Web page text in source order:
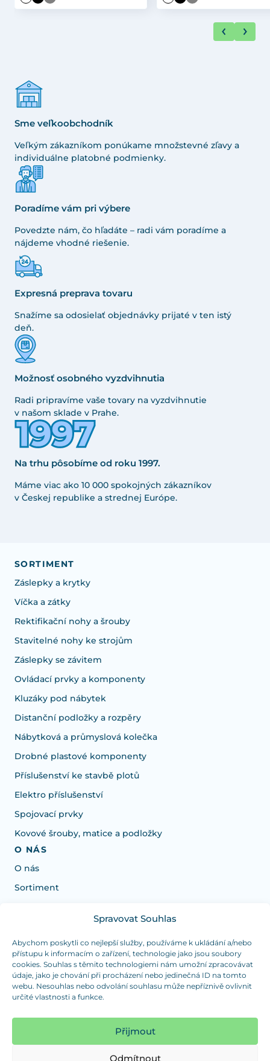
Spravovat Souhlas
Abychom poskytli co nejlepší služby, používáme k ukládání a/nebo
přístupu k informacím o zařízení, technologie jako jsou soubory
cookies. Souhlas s těmito technologiemi nám umožní zpracovávat
údaje, jako je chování při procházení nebo jedinečná ID na tomto
webu. Nesouhlas nebo odvolání souhlasu může nepříznivě ovlivnit
určité vlastnosti a funkce.
Přijmout
Odmítnout
Sme veľkoobchodník
Veľkým zákazníkom ponúkame množstevné zľavy a
individuálne platobné podmienky.
Poradíme vám pri výbere
Povedzte nám, čo hľadáte – radi vám poradíme a
nájdeme vhodné riešenie.
Expresná preprava tovaru
Snažíme sa odosielať objednávky prijaté v ten istý
deň.
Možnosť osobného vyzdvihnutia
Radi pripravíme vaše tovary na vyzdvihnutie
v našom sklade v Prahe.
Na trhu pôsobíme od roku 1997.
Máme viac ako 10 000 spokojných zákazníkov
v Českej republike a strednej Európe.
SORTIMENT
Záslepky a krytky
Víčka a zátky
Rektifikační nohy a šrouby
Stavitelné nohy ke strojům
Záslepky se závitem
Ovládací prvky a komponenty
Kluzáky pod nábytek
Distanční podložky a rozpěry
Nábytková a průmyslová kolečka
Drobné plastové komponenty
Příslušenství ke stavbě plotů
Elektro příslušenství
Spojovací prvky
Kovové šrouby, matice a podložky
O NÁS
O nás
Sortiment
Potrebujete poradiť s výberom?
Sme tu pre vás Pondelok-Štvrtok od: 7:30 - 15:30 hod
a Piatok od 7:30 - 14:30 hod
duranplast@duranplast.sk +421 0905 780 862
(platba iba v hotovosti)
Sme tu pre vás Pondelok-Štvrtok od: 7:30 - 15:30 hod
a Piatok od 7:30 - 14:30 hod